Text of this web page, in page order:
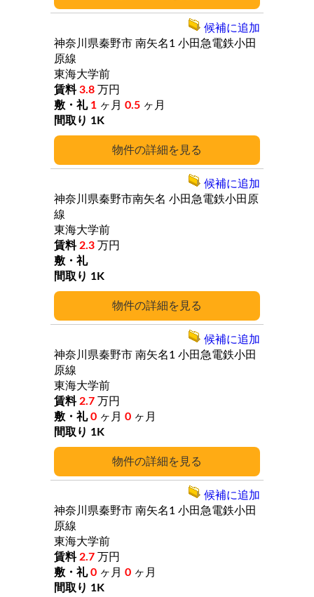
詳細
神奈川県秦野市 南矢名1 小田急電鉄小田
原線
東海大学前
3.8 万円
1 ヶ月 0.5 ヶ月
1K
候補に追加
詳細
神奈川県秦野市南矢名 小田急電鉄小田原
線
東海大学前
2.3 万円
1K
候補に追加
詳細
神奈川県秦野市 南矢名1 小田急電鉄小田
原線
東海大学前
2.7 万円
0 ヶ月 0 ヶ月
1K
候補に追加
神奈川県秦野市 南矢名1 小田急電鉄小田
原線
東海大学前
2.7 万円
0 ヶ月 0 ヶ月
1K
候補に追加